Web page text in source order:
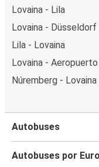
Lovaina - Lila
Lovaina - Düsseldorf
Lila - Lovaina
Lovaina -
Núremberg - Lovaina
Autobuses
Autobuses por